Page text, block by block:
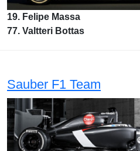
19. Felipe Massa
77. Valtteri Bottas
Sauber F1 Team